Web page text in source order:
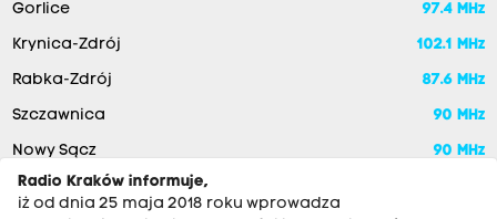
Gorlice 97.4 MHz
Krynica-Zdrój 102.1 MHz
Rabka-Zdrój 87.6 MHz
Szczawnica 90 MHz
Nowy Sącz
90 MHz
Radio Kraków informuje,
iż od dnia 25 maja 2018 roku wprowadza